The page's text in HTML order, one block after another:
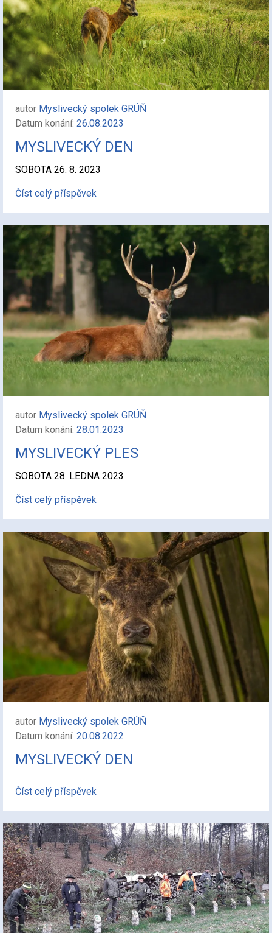
autor Myslivecký spolek GRÚŇ
Datum konání: 26.08.2023
MYSLIVECKÝ DEN
SOBOTA 26. 8. 2023
Číst celý příspěvek
autor Myslivecký spolek GRÚŇ
Datum konání: 28.01.2023
MYSLIVECKÝ PLES
SOBOTA 28. LEDNA 2023
Číst celý příspěvek
autor Myslivecký spolek GRÚŇ
Datum konání: 20.08.2022
MYSLIVECKÝ DEN
Číst celý příspěvek